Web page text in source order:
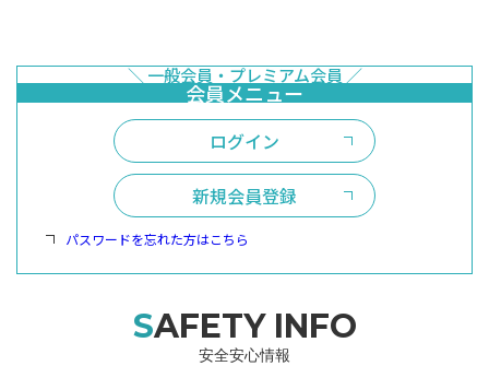
ログイン
新規会員登録
パスワードを忘れた方はこちら
SAFETY INFO
安全安心情報